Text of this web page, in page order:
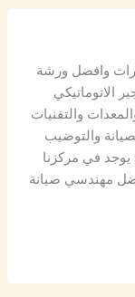
وافضل ورشة
الاتوماتيكي
والتقنيات
والتوضيب
في مركزنا
مهندسي صيانة